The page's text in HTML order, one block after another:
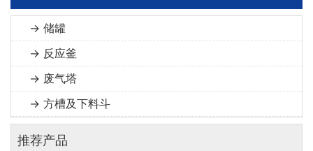
→ 储罐
→ 反应釜
→ 废气塔
→ 方槽及下料斗
推荐产品